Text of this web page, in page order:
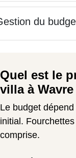
du
Quel est le
villa à Wavre
Le budget
initial.
comprise.